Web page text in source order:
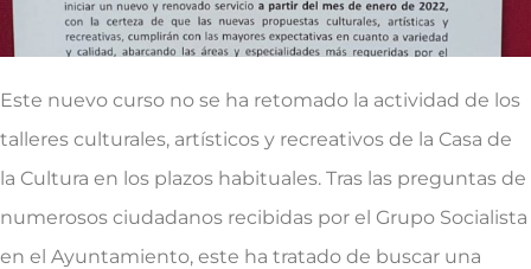
Este nuevo curso no se ha retomado la actividad de los
talleres culturales, artísticos y recreativos de la Casa de
la Cultura en los plazos habituales. Tras las preguntas de
numerosos ciudadanos recibidas por el Grupo Socialista
en el Ayuntamiento, este ha tratado de buscar una